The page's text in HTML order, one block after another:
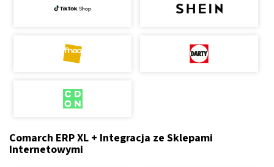
Comarch ERP XL + Integracja ze Sklepami
Internetowymi